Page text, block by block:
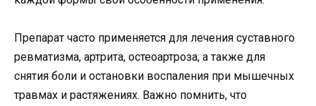
Препарат часто применяется для лечения суставного
ревматизма, артрита, остеоартроза, а также для
снятия боли и остановки воспаления при мышечных
травмах и растяжениях. Важно помнить, что